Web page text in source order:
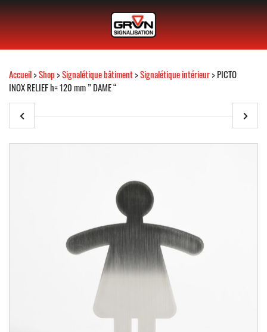
Accueil>Shop>Signalétique bâtiment>Signalétique intérieur> PICTO
INOX RELIEF h= 120 mm ” DAME “